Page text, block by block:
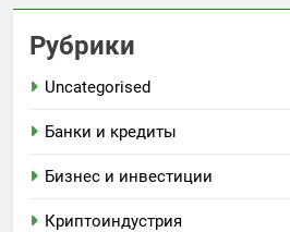
Рубрики
Uncategorised
Банки и кредиты
Бизнес и инвестиции
Криптоиндустрия